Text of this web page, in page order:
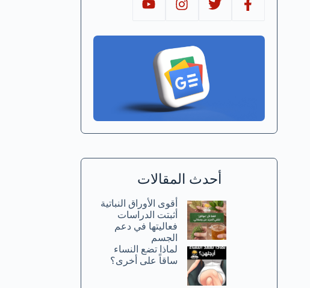
أحدث المقالات
أقوى الأوراق النباتية
أثبتت الدراسات
فعاليتها في دعم
الجسم
لماذا تضع النساء
ساقاً على أخرى؟